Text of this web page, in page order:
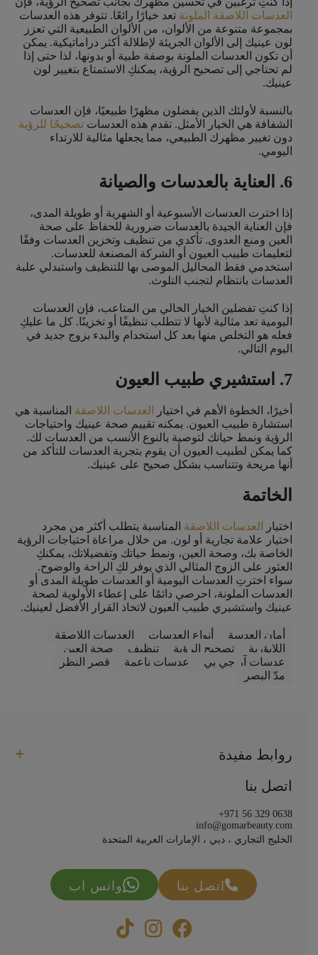
العدسات اللاصقة الملونة تعد خيارًا رائعًا. تتوفر هذه العدسات
بمجموعة متنوعة من الألوان، من الألوان الطبيعية التي تعزز
لون عينيك إلى الألوان الجريئة لإطلالة أكثر دراماتيكية. يمكن
أن تكون العدسات الملونة بوصفة طبية أو بدونها، لذا حتى إذا
لم تحتاجي إلى تصحيح الرؤية، يمكنكِ الاستمتاع بتغيير لون
عينيك.
بالنسبة لأولئك الذين يفضلون مظهرًا طبيعيًا، فإن العدسات
الشفافة هي الخيار الأمثل. تقدم هذه العدسات تصحيحًا للرؤية
دون تغيير مظهرك الطبيعي، مما يجعلها مثالية للارتداء
اليومي.
6. العناية بالعدسات والصيانة
إذا اخترت العدسات الأسبوعية أو الشهرية أو طويلة المدى،
فإن العناية الجيدة بالعدسات ضرورية للحفاظ على صحة
العين ومنع العدوى. تأكدي من تنظيف وتخزين العدسات وفقًا
لتعليمات طبيب العيون أو الشركة المصنعة للعدسات.
استخدمي فقط المحاليل الموصى بها للتنظيف واستبدلي علبة
العدسات بانتظام لتجنب التلوث.
إذا كنتِ تفضلين الخيار الخالي من المتاعب، فإن العدسات
اليومية تعد مثالية لأنها لا تتطلب تنظيفًا أو تخزينًا. كل ما عليكِ
فعله هو التخلص منها بعد كل استخدام والبدء بزوج جديد في
اليوم التالي.
7. استشيري طبيب العيون
أخيرًا، الخطوة الأهم في اختيار العدسات اللاصقة المناسبة هي
استشارة طبيب العيون. يمكنه تقييم صحة عينيك واحتياجات
الرؤية ونمط حياتك لتوصية بالنوع الأنسب من العدسات لك.
كما يمكن لطبيب العيون أن يقوم بتجربة العدسات للتأكد من
أنها مريحة وتتناسب بشكل صحيح على عينيك.
الخاتمة
اختيار العدسات اللاصقة المناسبة يتطلب أكثر من مجرد
اختيار علامة تجارية أو لون. من خلال مراعاة احتياجات الرؤية
الخاصة بك، وصحة العين، ونمط حياتك وتفضيلاتك، يمكنكِ
العثور على الزوج المثالي الذي يوفر لكِ الراحة والوضوح.
سواء اخترتِ العدسات اليومية أو العدسات طويلة المدى أو
العدسات الملونة، احرصي دائمًا على إعطاء الأولوية لصحة
عينيك واستشيري طبيب العيون لاتخاذ القرار الأفضل لعينيك.
أمان العدسة أنواع العدسات
العدسات اللاصقة
اللابؤرية
تصحيح الرؤية تنظيف
صحة العين
عدسات آر جي بي
عدسات ناعمة
قصر النظر
مدّ البصر
روابط مفيدة
اتصل بنا
+971 56 329 0638
info@gomarbeauty.com
الخليج التجاري ، دبي ، الإمارات العربية المتحدة
اتصل بنا واتس اب